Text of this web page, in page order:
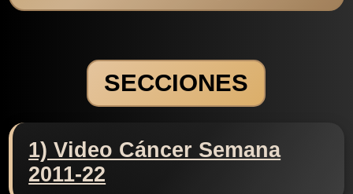
SECCIONES
1) Video Cáncer Semana
2011-22